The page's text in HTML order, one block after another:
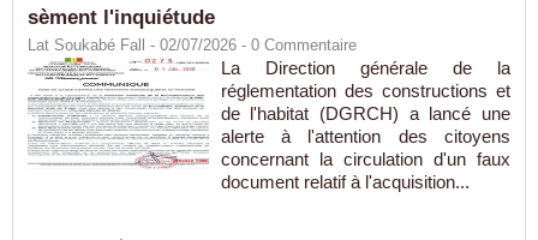
sèment l'inquiétude
Lat Soukabé Fall - 02/07/2026 - 0 Commentaire
La Direction générale de la
réglementation des constructions et
de l'habitat (DGRCH) a lancé une
alerte à l'attention des citoyens
concernant la circulation d'un faux
document relatif à l'acquisition...